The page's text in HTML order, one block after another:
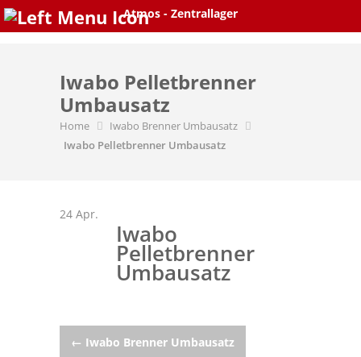
Skip
Iwabo Pelletbrenner
Umbausatz
Home
Iwabo Brenner Umbausatz
Iwabo Pelletbrenner Umbausatz
24 Apr.
Iwabo
Pelletbrenner
Umbausatz
Post
← Iwabo Brenner Umbausatz
Atmos - Zentrallager